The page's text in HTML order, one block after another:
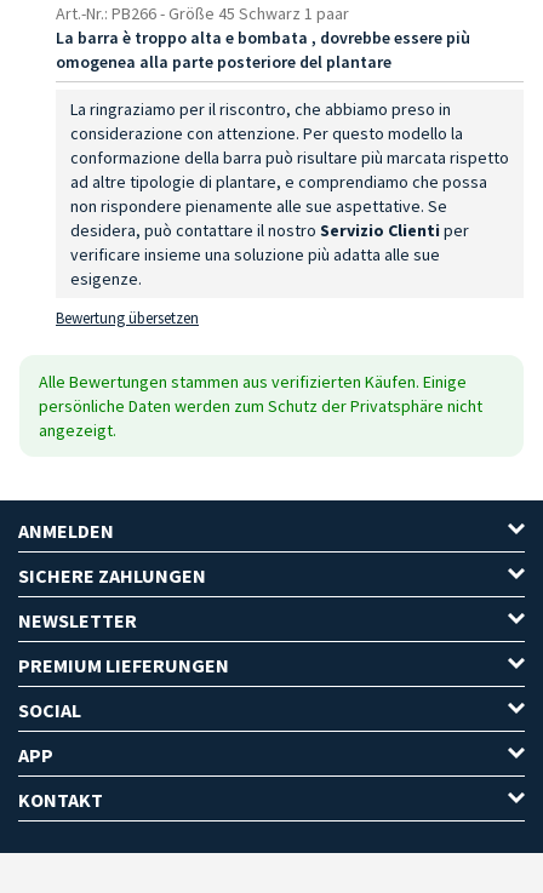
Art.-Nr.: PB266- Größe 45 Schwarz 1 paar
La barra è troppo alta e bombata , dovrebbe essere più
omogenea alla parte posteriore del plantare
La ringraziamo per il riscontro, che abbiamo preso in
considerazione con attenzione. Per questo modello la
conformazione della barra può risultare più marcata rispetto
ad altre tipologie di plantare, e comprendiamo che possa
non rispondere pienamente alle sue aspettative. Se
desidera, può contattare il nostro Servizio Clienti per
verificare insieme una soluzione più adatta alle sue
esigenze.
Bewertung übersetzen
Alle Bewertungen stammen aus verifizierten Käufen. Einige
persönliche Daten werden zum Schutz der Privatsphäre nicht
angezeigt.
ANMELDEN
SICHERE ZAHLUNGEN
NEWSLETTER
PREMIUM LIEFERUNGEN
SOCIAL
APP
KONTAKT